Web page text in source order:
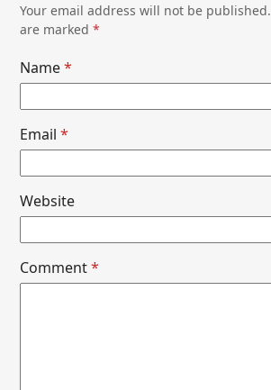
Your email address will not be published.
are marked*
Name*
Email*
Website
Comment*